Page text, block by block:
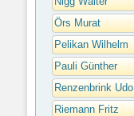
Örs Murat
Pelikan Wilhelm
Pauli Günther
Renzenbrink Udo
Riemann Fritz